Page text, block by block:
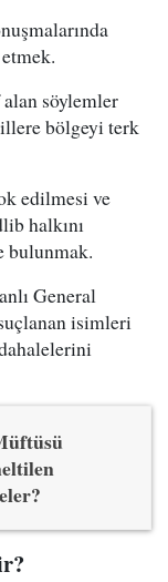
söylemler
bölgeyi terk
edilmesi ve
halkını
bulunmak.
General
isimleri